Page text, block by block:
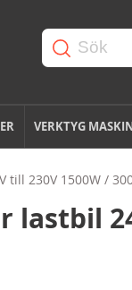
VERKTYG
230V 1500W /